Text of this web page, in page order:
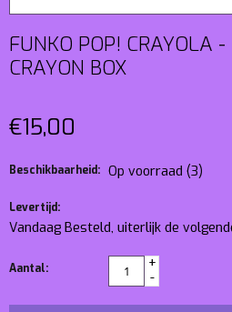
FUNKO POP! CRAYOLA -
CRAYON BOX
€15,00
Beschikbaarheid: Op voorraad (3)
Levertijd:
Vandaag Besteld, uiterlijk de
Aantal:
+
-